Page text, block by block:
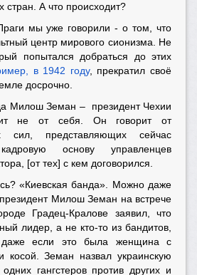
стран. А что происходит?
мы уже говорили - о том, что
центр мирового сионизма. Не
попытался добраться до этих
в 1942 году, прекратил своё
досрочно.
Милош Земан – президент Чехии
не от себя. Он говорит от
сил, представляющих сейчас
основу управленцев
[от тех] c кем договорился.
«Киевская банда». Можно даже
Милош Земан на встрече
Градец-Кралове заявил, что
лидер, а не кто-то из бандитов,
даже если это была женщина с
косой. Земан назвал украинскую
гангстеров против других и